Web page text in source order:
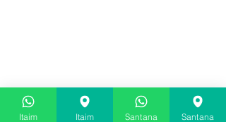
Itaim Itaim Santana Santana